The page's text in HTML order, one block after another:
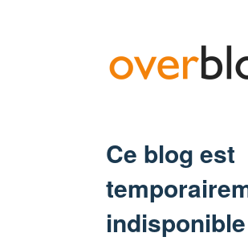
Ce blog est
indisponible